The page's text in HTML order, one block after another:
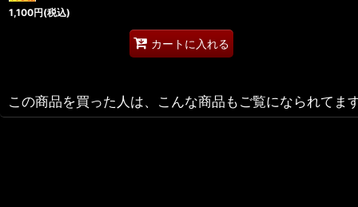
1,100円(税込)
カートに入れる
この商品を買った人は、こんな商品もご覧になられてま